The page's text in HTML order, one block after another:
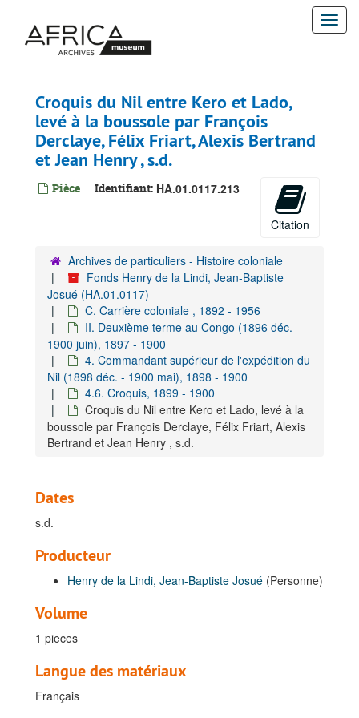
contenu
Croquis du Nil entre Kero et Lado,
levé à la boussole par François
Derclaye, Félix Friart, Alexis Bertrand
et Jean Henry , s.d.
Pièce Identifiant: HA.01.0117.213
Citation
Archives de particuliers - Histoire coloniale
Fonds Henry de la Lindi, Jean-Baptiste
Josué (HA.01.0117)
C. Carrière coloniale , 1892 - 1956
II. Deuxième terme au Congo (1896 déc. -
1900 juin), 1897 - 1900
4. Commandant supérieur de l'expédition du
Nil (1898 déc. - 1900 mai), 1898 - 1900
4.6. Croquis, 1899 - 1900
Croquis du Nil entre Kero et Lado, levé à la
boussole par François Derclaye, Félix Friart, Alexis
Bertrand et Jean Henry , s.d.
Dates
s.d.
Producteur
Henry de la Lindi, Jean-Baptiste Josué (Personne)
Volume
1 pieces
Langue des matériaux
Français
Fonds Henry de la Lindi, Jean-Baptiste Josué
C. Carrière coloniale, 1892-1956
I. Premier terme au Congo (1892 oct. - 1896 mars) et Congé en Belgique (1896 mars - 1896 déc.), 1892-1897
II. Deuxième terme au Congo (1896 déc. - 1900 juin), 1897-1900